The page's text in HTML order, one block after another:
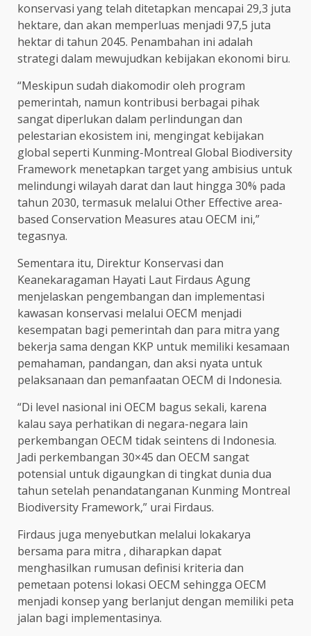
konservasi yang telah ditetapkan mencapai 29,3 juta
hektare, dan akan memperluas menjadi 97,5 juta
hektar di tahun 2045. Penambahan ini adalah
strategi dalam mewujudkan kebijakan ekonomi biru.
“Meskipun sudah diakomodir oleh program
pemerintah, namun kontribusi berbagai pihak
sangat diperlukan dalam perlindungan dan
pelestarian ekosistem ini, mengingat kebijakan
global seperti Kunming-Montreal Global Biodiversity
Framework menetapkan target yang ambisius untuk
melindungi wilayah darat dan laut hingga 30% pada
tahun 2030, termasuk melalui Other Effective area-
based Conservation Measures atau OECM ini,”
tegasnya.
Sementara itu, Direktur Konservasi dan
Keanekaragaman Hayati Laut Firdaus Agung
menjelaskan pengembangan dan implementasi
kawasan konservasi melalui OECM menjadi
kesempatan bagi pemerintah dan para mitra yang
bekerja sama dengan KKP untuk memiliki kesamaan
pemahaman, pandangan, dan aksi nyata untuk
pelaksanaan dan pemanfaatan OECM di Indonesia.
“Di level nasional ini OECM bagus sekali, karena
kalau saya perhatikan di negara-negara lain
perkembangan OECM tidak seintens di Indonesia.
Jadi perkembangan 30×45 dan OECM sangat
potensial untuk digaungkan di tingkat dunia dua
tahun setelah penandatanganan Kunming Montreal
Biodiversity Framework,” urai Firdaus.
Firdaus juga menyebutkan melalui lokakarya
bersama para mitra , diharapkan dapat
menghasilkan rumusan definisi kriteria dan
pemetaan potensi lokasi OECM sehingga OECM
menjadi konsep yang berlanjut dengan memiliki peta
jalan bagi implementasinya.